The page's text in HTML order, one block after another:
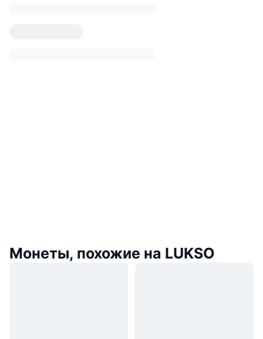
Монеты, похожие на LUKSO